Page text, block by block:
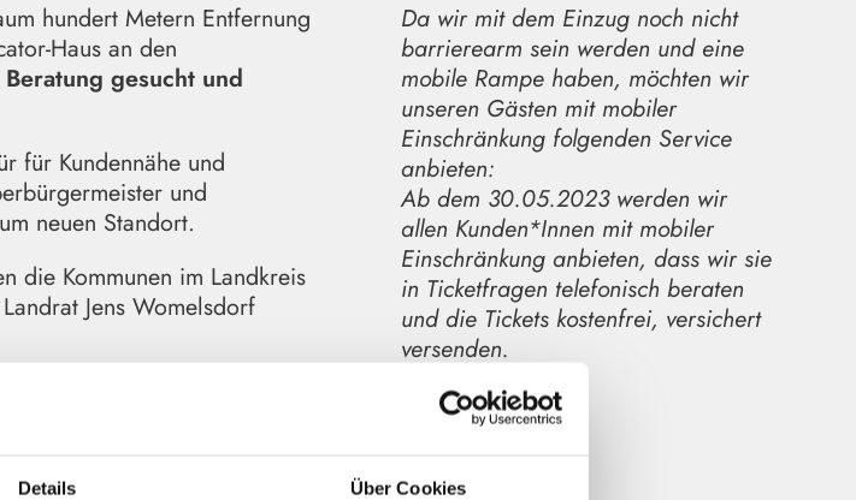
Details Über Cookies
hundert Metern Entfernung
Haus an den
gesucht und
für Kundennähe und
und
neuen Standort.
die Kommunen im Landkreis
Jens Womelsdorf
zentralen Gebäude der
Besucher*innen seit jeher,
sei und der Weg dorthin
Da wir mit dem Einzug noch nicht
barrierearm sein werden und eine
mobile Rampe haben, möchten wir
unseren Gästen mit mobiler
Einschränkung folgenden Service
anbieten:
Ab dem 30.05.2023 werden wir
allen Kunden*Innen mit mobiler
Einschränkung anbieten, dass wir sie
in Ticketfragen telefonisch beraten
und die Tickets kostenfrei, versichert
versenden.